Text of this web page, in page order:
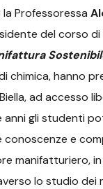
Professoressa
del corso di
chimica, hanno
ad accesso
anni gli studenti
e
manifatturiero,
lo studio dei